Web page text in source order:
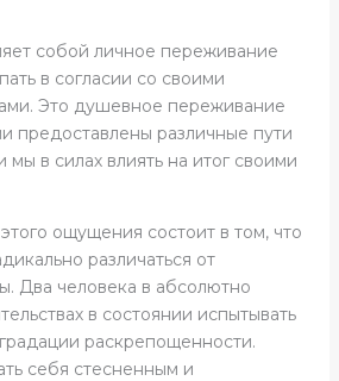
собой личное переживание
в согласии со своими
Это душевное переживание
предоставлены различные пути
мы в силах влиять на итог своими
ощущения состоит в том, что
различаться от
Два человека в абсолютно
в состоянии испытывать
раскрепощенности.
себя стесненным и